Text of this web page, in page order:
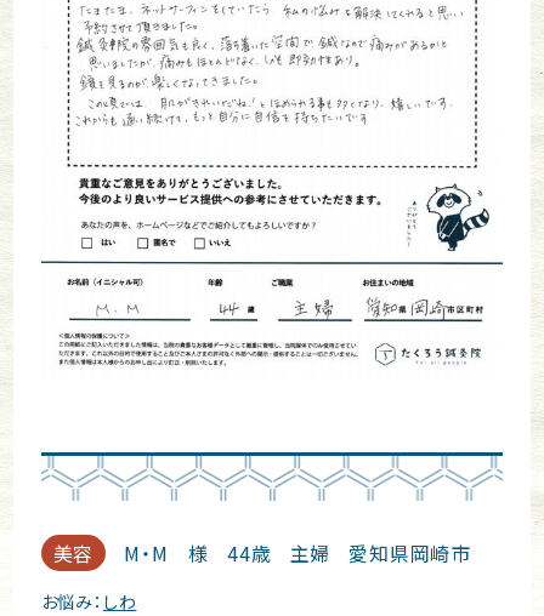
美容 M・M 様 44歳 主婦 愛知県岡崎市
お悩み： しわ